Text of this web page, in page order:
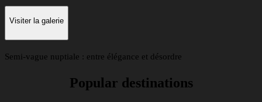
Visiter la galerie
Semi-vague nuptiale : entre élégance et désordre
Popular destinations